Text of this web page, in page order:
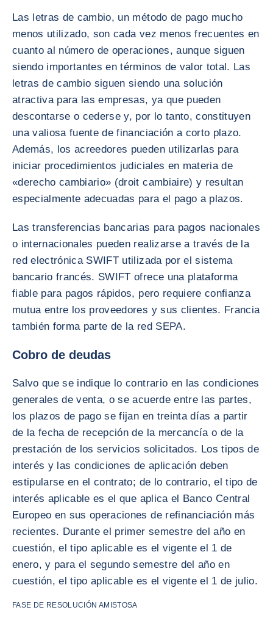
Las letras de cambio, un método de pago mucho
menos utilizado, son cada vez menos frecuentes en
cuanto al número de operaciones, aunque siguen
siendo importantes en términos de valor total. Las
letras de cambio siguen siendo una solución
atractiva para las empresas, ya que pueden
descontarse o cederse y, por lo tanto, constituyen
una valiosa fuente de financiación a corto plazo.
Además, los acreedores pueden utilizarlas para
iniciar procedimientos judiciales en materia de
«derecho cambiario» (droit cambiaire) y resultan
especialmente adecuadas para el pago a plazos.
Las transferencias bancarias para pagos nacionales
o internacionales pueden realizarse a través de la
red electrónica SWIFT utilizada por el sistema
bancario francés. SWIFT ofrece una plataforma
fiable para pagos rápidos, pero requiere confianza
mutua entre los proveedores y sus clientes. Francia
también forma parte de la red SEPA.
Cobro de deudas
Salvo que se indique lo contrario en las condiciones
generales de venta, o se acuerde entre las partes,
los plazos de pago se fijan en treinta días a partir
de la fecha de recepción de la mercancía o de la
prestación de los servicios solicitados. Los tipos de
interés y las condiciones de aplicación deben
estipularse en el contrato; de lo contrario, el tipo de
interés aplicable es el que aplica el Banco Central
Europeo en sus operaciones de refinanciación más
recientes. Durante el primer semestre del año en
cuestión, el tipo aplicable es el vigente el 1 de
enero, y para el segundo semestre del año en
cuestión, el tipo aplicable es el vigente el 1 de julio.
FASE DE RESOLUCIÓN AMISTOSA